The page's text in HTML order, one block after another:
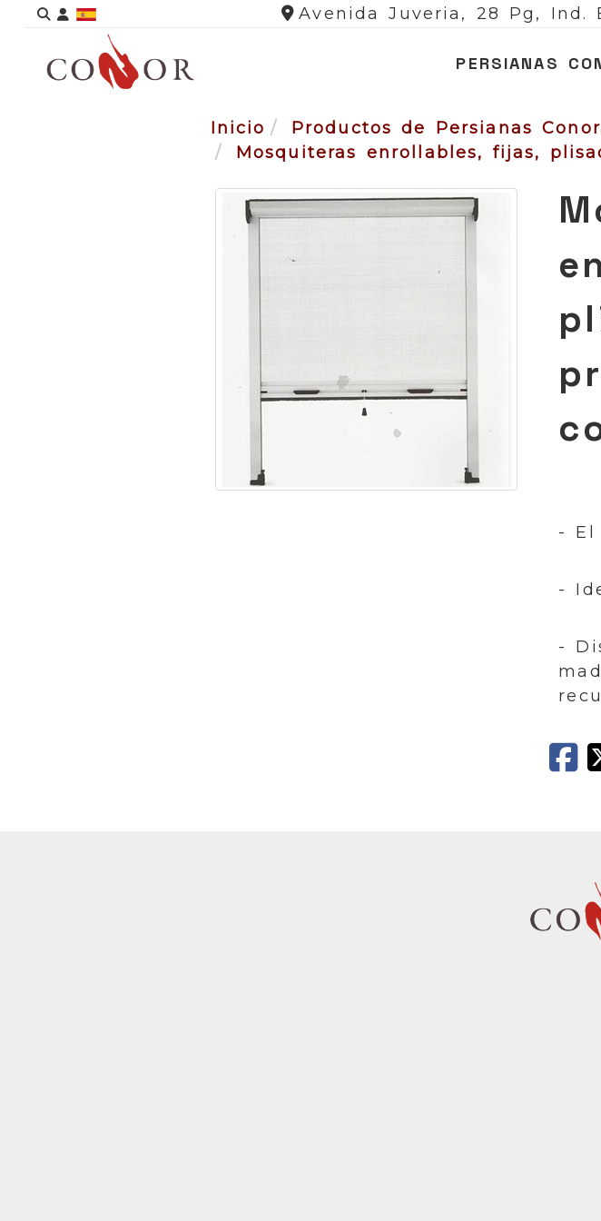
Identifícate Avenida Juveria, 28 Pg, Ind.
PERSIANAS
Inicio Productos de Persianas Conor
Mosquiteras enrollables, fijas,
- El
-
-